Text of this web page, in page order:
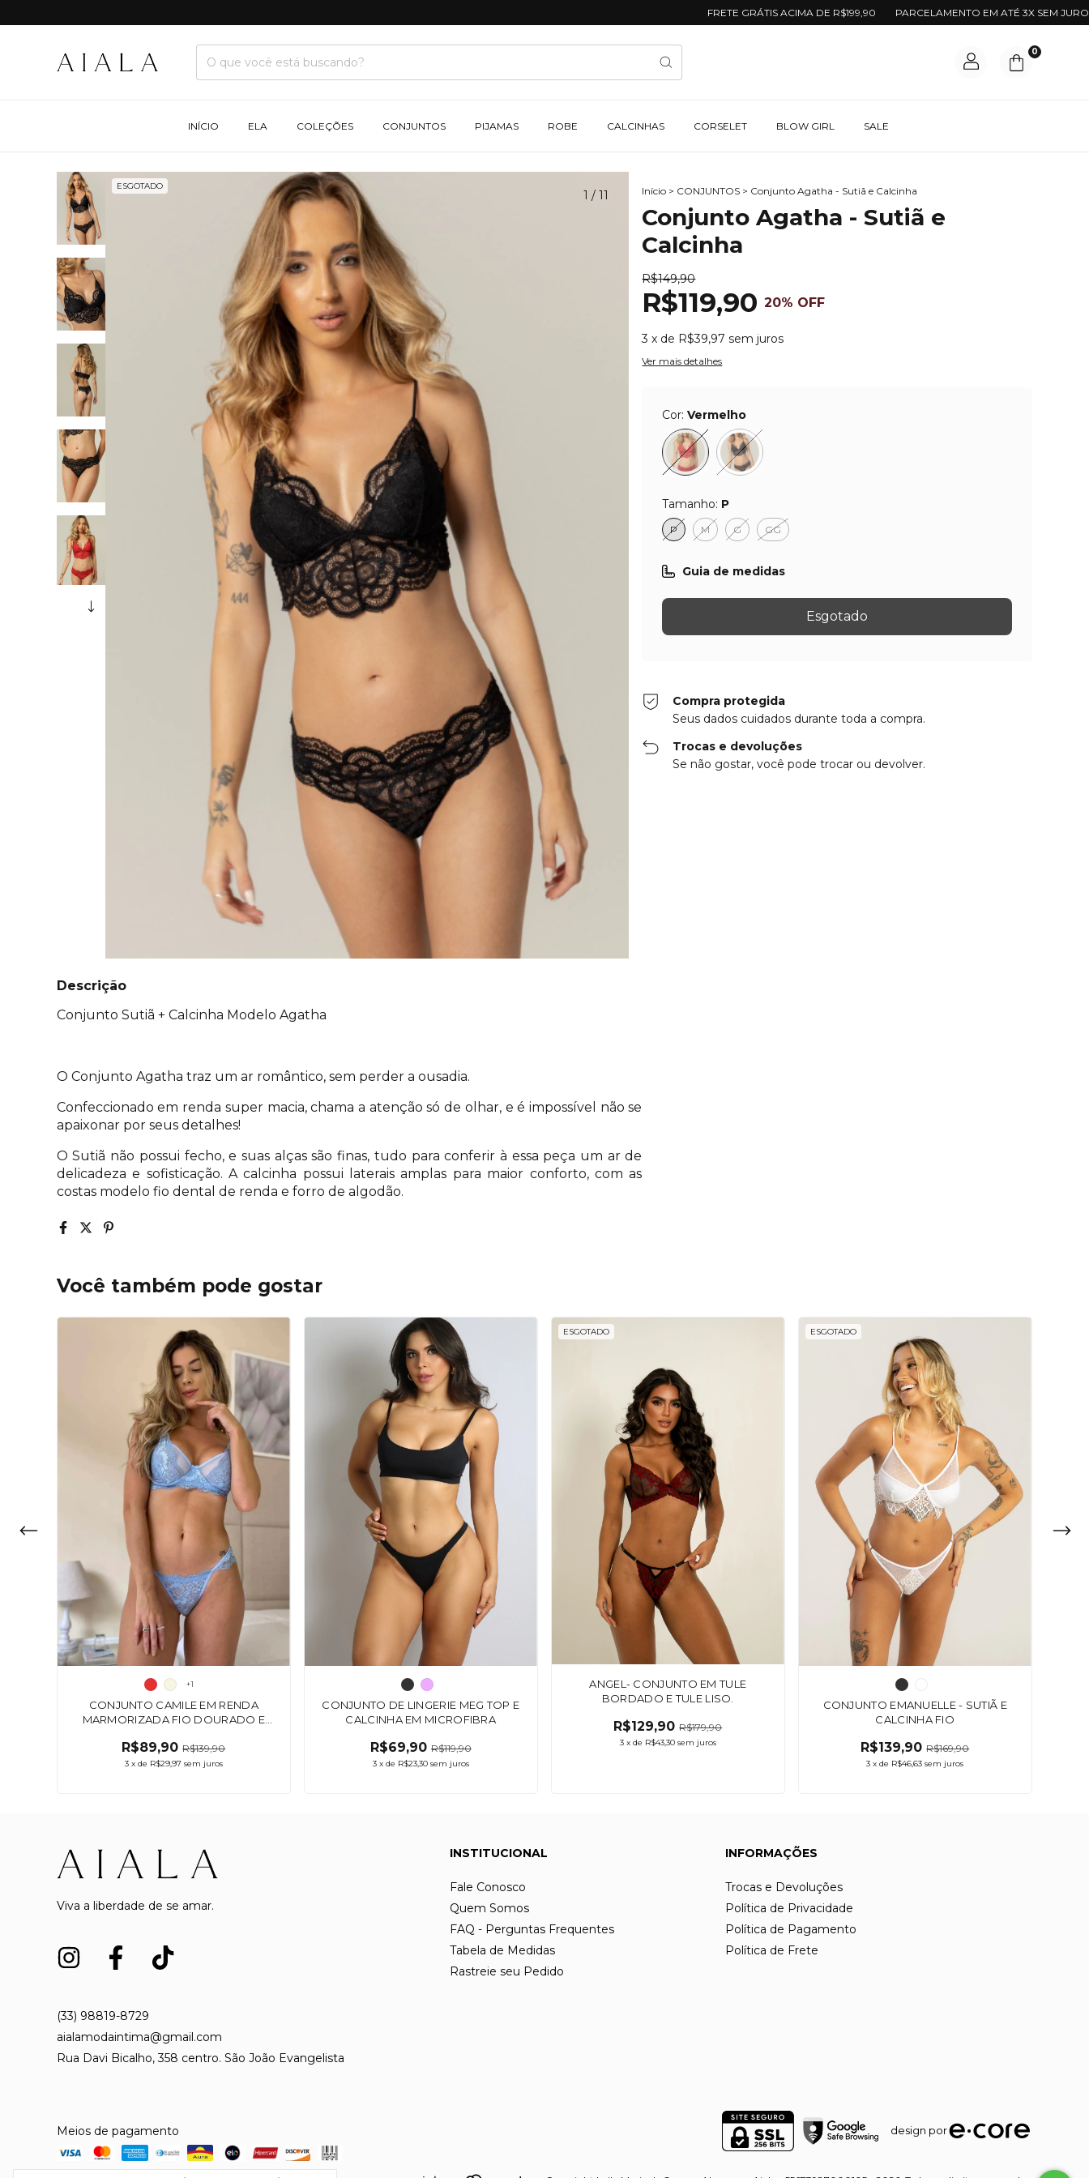
FRETE GRÁTIS ACIMA DE R$199,90 PARCELAMENTO EM ATÉ 3X SEM JUROS
0
INÍCIO ELA COLEÇÕES CONJUNTOS PIJAMAS ROBE CALCINHAS CORSELET BLOW GIRL SALE
ESGOTADO
1 /11 Início > CONJUNTOS > Conjunto Agatha - Sutiã e Calcinha
Conjunto Agatha - Sutiã e
Calcinha
R$149,90
R$119,90 20% OFF
3 x de R$39,97 sem juros
Ver mais detalhes
Cor:Vermelho
Tamanho: P
P M G GG
Guia de medidas
Compra protegida
Seus dados cuidados durante toda a compra.
Trocas e devoluções
Se não gostar, você pode trocar ou devolver.
Descrição
Conjunto Sutiã + Calcinha Modelo Agatha
O Conjunto Agatha traz um ar romântico, sem perder a ousadia.
Confeccionado em renda super macia, chama a atenção só de olhar, e é impossível não se
apaixonar por seus detalhes!
O Sutiã não possui fecho, e suas alças são finas, tudo para conferir à essa peça um ar de
delicadeza e sofisticação. A calcinha possui laterais amplas para maior conforto, com as
costas modelo fio dental de renda e forro de algodão.
Você também pode gostar
CONJUNTO CAMILE EM RENDA
MARMORIZADA FIO DOURADO E
RENDA
R$89,90R$139,90
3 x de R$29,97 sem juros
+1
CONJUNTO DE LINGERIE MEG TOP E
CALCINHA EM MICROFIBRA
R$69,90 R$119,90
3 x de R$23,30 sem juros
ESGOTADO
ANGEL- CONJUNTO EM TULE
BORDADO E TULE LISO.
R$129,90R$179,90
3 x de R$43,30 sem juros
ESGOTADO
CONJUNTO EMANUELLE - SUTIÃ E
CALCINHA FIO
R$139,90R$169,90
3 xde R$46,63 sem juros
Viva a liberdade de se amar.
(33) 98819-8729
aialamodaintima@gmail.com
Rua Davi Bicalho, 358 centro. São João Evangelista
INSTITUCIONAL
Fale Conosco
Quem Somos
FAQ - Perguntas Frequentes
Tabela de Medidas
Rastreie seu Pedido
INFORMAÇÕES
Trocas e Devoluções
Política de Privacidade
Política de Pagamento
Política de Frete
Meios de pagamento design por